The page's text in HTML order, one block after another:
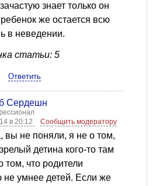
знает только он
же остается всю
в неведении.
статьи: 5
Ответить
Сердешн
в 20:12
Сообщить модератору
вы не поняли, я не о том,
детина кого-то там
том, что родители
не умнее детей. Если же